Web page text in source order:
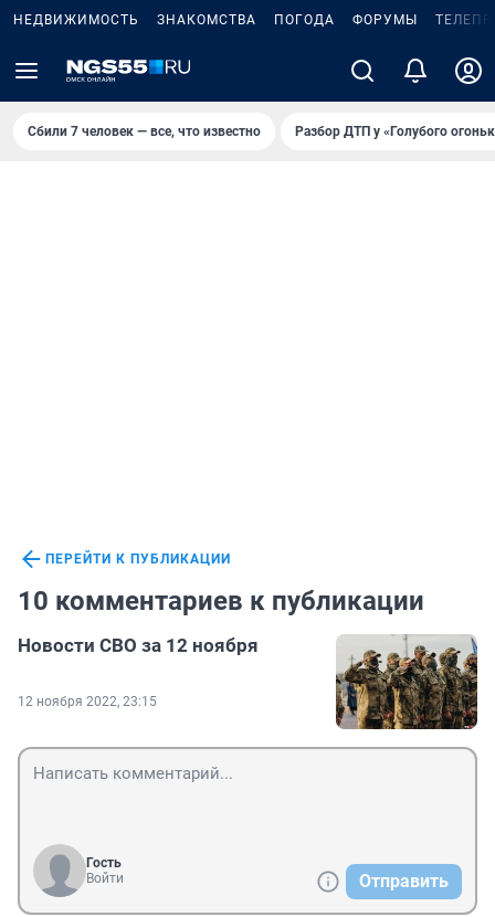
НЕДВИЖИМОСТЬ ЗНАКОМСТВА ПОГОДА ФОРУМЫ
Сбили 7 человек — все, что известно Разбор ДТП у «Голубого
ПЕРЕЙТИ К ПУБЛИКАЦИИ
10 комментариев к публикации
Новости СВО за 12 ноября
12 ноября 2022, 23:15
Гость
Войти
Отправить